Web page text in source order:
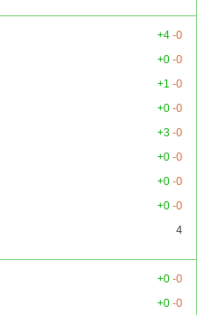
+4 -0
+0 -0
+1 -0
+0 -0
+3 -0
+0 -0
+0 -0
+0 -0
4
+0 -0
+0 -0